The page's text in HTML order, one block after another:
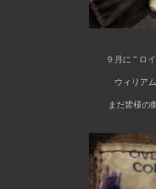
９月に “ ロイヤルエアフ
ウィリアム王子着用のア
まだ皆様の御記憶に新し